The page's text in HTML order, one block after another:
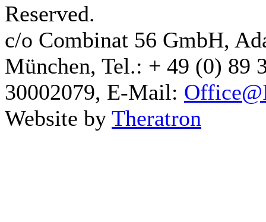
Reserved.
c/o Combinat 56 GmbH,
München, Tel.: + 49 (0) 89
30002079, E-Mail:
Website by Theratron